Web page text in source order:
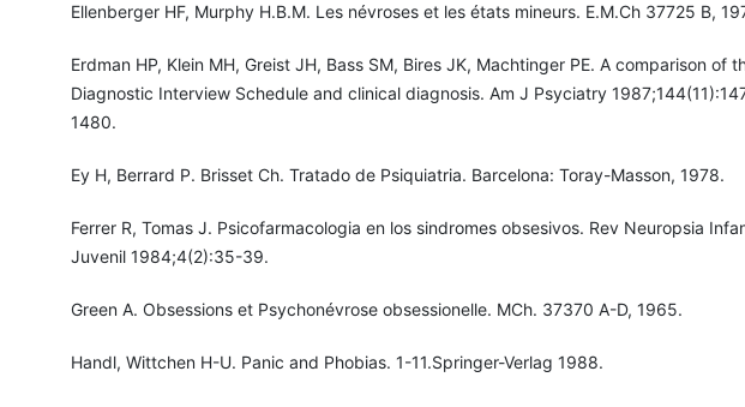
Ellenberger HF, Murphy H.B.M. Les névroses et les états mineurs. E.M.Ch 37725 B,
Erdman HP, Klein MH, Greist JH, Bass SM, Bires JK, Machtinger PE. A comparison of
Diagnostic Interview Schedule and clinical diagnosis. Am J Psyciatry
1480.
Ey H, Berrard P. Brisset Ch. Tratado de Psiquiatria. Barcelona: Toray-Masson, 1978.
Ferrer R, Tomas J. Psicofarmacologia en los sindromes obsesivos. Rev Neuropsia
Juvenil 1984;4(2):35-39.
Green A. Obsessions et Psychonévrose obsessionelle. MCh. 37370 A-D, 1965.
Handl, Wittchen H-U. Panic and Phobias. 1-11.Springer-Verlag 1988.